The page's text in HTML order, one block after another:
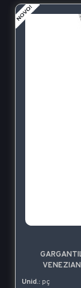
Unid.: pç